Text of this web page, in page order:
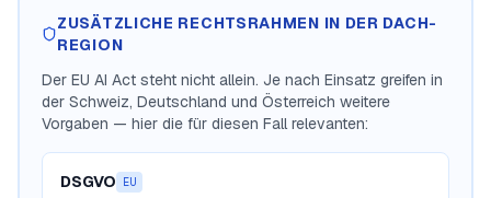
ZUSÄTZLICHE RECHTSRAHMEN IN DER DACH-
REGION
Der EU AI Act steht nicht allein. Je nach Einsatz greifen in
der Schweiz, Deutschland und Österreich weitere
Vorgaben — hier die für diesen Fall relevanten:
DSGVO EU